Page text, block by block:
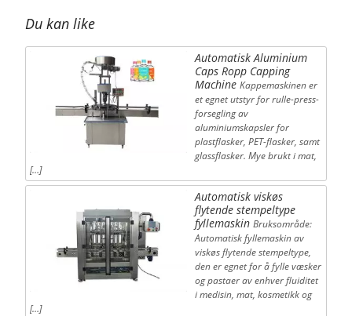
Du kan like
Automatisk Aluminium
Caps Ropp Capping
Machine Kappemaskinen er
et egnet utstyr for rulle-press-
forsegling av
aluminiumskapsler for
plastflasker, PET-flasker, samt
glassflasker. Mye brukt i mat,
[…]
Automatisk viskøs
flytende stempeltype
fyllemaskin Bruksområde:
Automatisk fyllemaskin av
viskøs flytende stempeltype,
den er egnet for å fylle væsker
og pastaer av enhver fluiditet
i medisin, mat, kosmetikk og
[…]